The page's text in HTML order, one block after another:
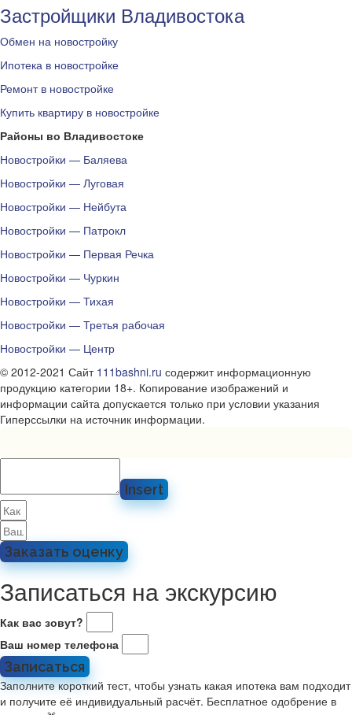
Застройщики Владивостока
Обмен на новостройку
Ипотека в новостройке
Ремонт в новостройке
Купить квартиру в новостройке
Районы во Владивостоке
Новостройки — Баляева
Новостройки — Луговая
Новостройки — Нейбута
Новостройки — Патрокл
Новостройки — Первая Речка
Новостройки — Чуркин
Новостройки — Тихая
Новостройки — Третья рабочая
Новостройки — Центр
© 2012-2021 Сайт 111bashni.ru содержит информационную
продукцию категории 18+. Копирование изображений и
информации сайта допускается только при условии указания
Гиперссылки на источник информации.
Insert
Заказать оценку
Записаться на экскурсию
Как вас зовут?
Ваш номер телефона
Записаться
Заполните короткий тест, чтобы узнать какая ипотека вам подходит
и получите её индивидуальный расчёт. Бесплатное одобрение в